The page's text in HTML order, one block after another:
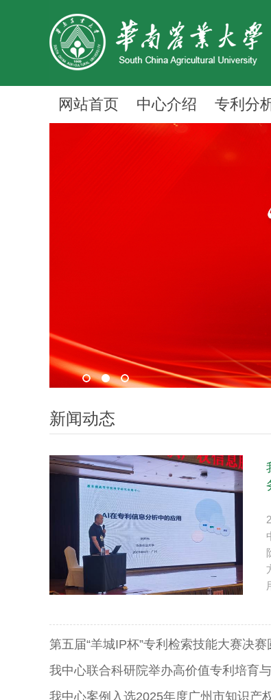
网站首页 中心介绍 专利分
新闻动态
第五届“羊城IP杯”专利检索技能大赛决赛
我中心联合科研院举办高价值专利培育
我中心案例入选2025年度广州市知识产